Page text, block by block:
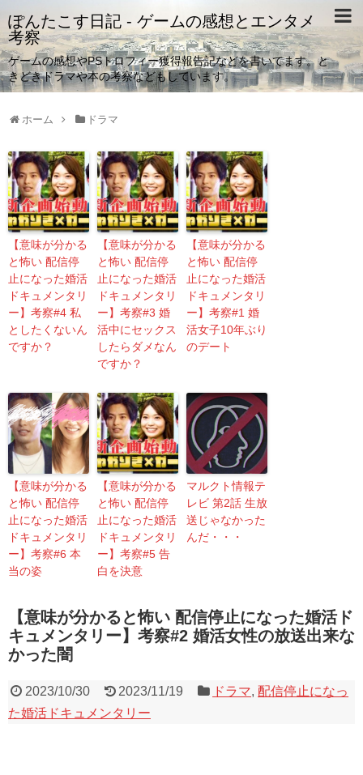
ぽんたこす日記 - ゲームの感想とエンタメ
考察
ゲームの感想やPSトロフィー獲得報告記などを書いてます。と
きどきドラマや本の考察などもしています。
ホーム ドラマ
【意味が分かる
と怖い 配信停
止になった婚活
ドキュメンタリ
ー】考察#4 私
としたくないん
ですか？
【意味が分かる
と怖い 配信停
止になった婚活
ドキュメンタリ
ー】考察#3 婚
活中にセックス
したらダメなん
ですか？
【意味が分かる
と怖い 配信停
止になった婚活
ドキュメンタリ
ー】考察#1 婚
活女子10年ぶり
のデート
【意味が分かる
と怖い 配信停
止になった婚活
ドキュメンタリ
ー】考察#6 本
当の姿
【意味が分かる
と怖い 配信停
止になった婚活
ドキュメンタリ
ー】考察#5 告
白を決意
マルクト情報テ
レビ 第2話 生放
送じゃなかった
んだ・・・
【意味が分かると怖い 配信停止になった婚活ド
キュメンタリー】考察#2 婚活女性の放送出来な
かった闇
2023/10/30 2023/11/19 ドラマ, 配信停止になっ
た婚活ドキュメンタリー